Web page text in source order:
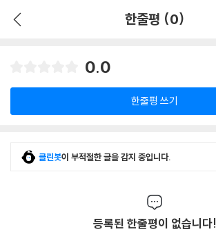
한줄평 (0)
0.0
한줄평 쓰기
클린봇이 부적절한 글을 감지 중입니다.
등록된 한줄평이 없습니다!